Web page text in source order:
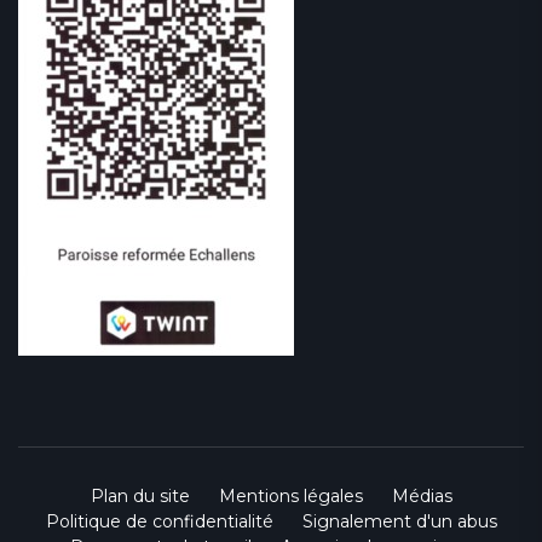
Plan du site Mentions légales
Médias
Politique de confidentialité
Signalement d'un abus